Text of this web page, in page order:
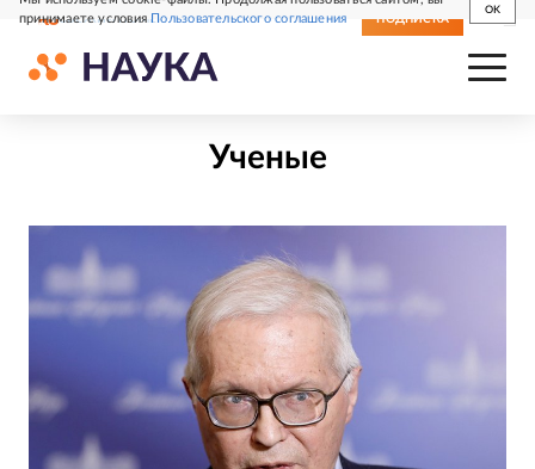
принимаете условияПользовательского соглашения
OK
СВЕЖИЙ НОМЕР ПОДПИСКА
Ученые